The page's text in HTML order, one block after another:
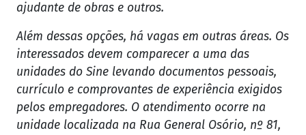
ajudante de obras e outros.
Além dessas opções, há vagas em outras áreas. Os
interessados devem comparecer a uma das
unidades do Sine levando documentos pessoais,
currículo e comprovantes de experiência exigidos
pelos empregadores. O atendimento ocorre na
unidade localizada na Rua General Osório, nº 81,